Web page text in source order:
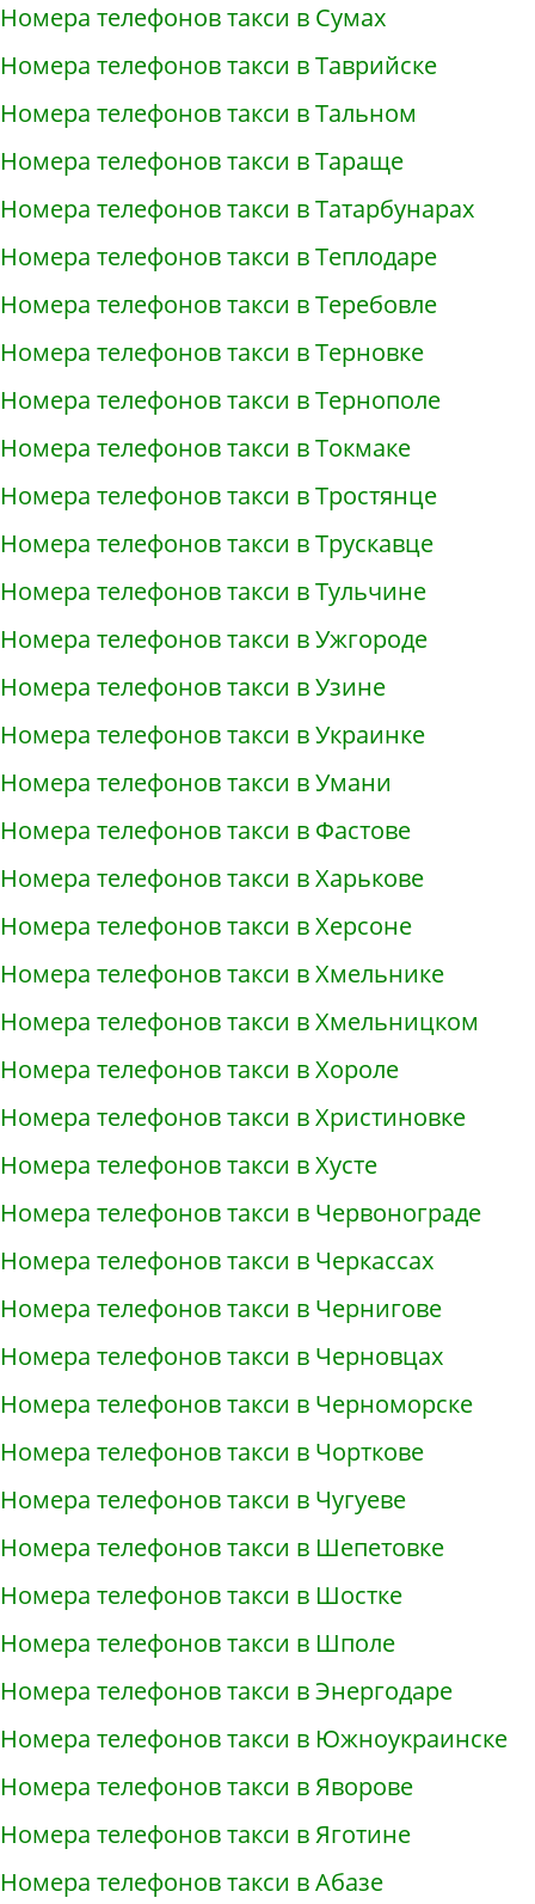
Номера телефонов такси в Сумах
Номера телефонов такси в Таврийске
Номера телефонов такси в Тальном
Номера телефонов такси в Тараще
Номера телефонов такси в Татарбунарах
Номера телефонов такси в Теплодаре
Номера телефонов такси в Теребовле
Номера телефонов такси в Терновке
Номера телефонов такси в Тернополе
Номера телефонов такси в Токмаке
Номера телефонов такси в Тростянце
Номера телефонов такси в Трускавце
Номера телефонов такси в Тульчине
Номера телефонов такси в Ужгороде
Номера телефонов такси в Узине
Номера телефонов такси в Украинке
Номера телефонов такси в Умани
Номера телефонов такси в Фастове
Номера телефонов такси в Харькове
Номера телефонов такси в Херсоне
Номера телефонов такси в Хмельнике
Номера телефонов такси в Хмельницком
Номера телефонов такси в Хороле
Номера телефонов такси в Христиновке
Номера телефонов такси в Хусте
Номера телефонов такси в Червонограде
Номера телефонов такси в Черкассах
Номера телефонов такси в Чернигове
Номера телефонов такси в Черновцах
Номера телефонов такси в Черноморске
Номера телефонов такси в Чорткове
Номера телефонов такси в Чугуеве
Номера телефонов такси в Шепетовке
Номера телефонов такси в Шостке
Номера телефонов такси в Шполе
Номера телефонов такси в Энергодаре
Номера телефонов такси в Южноукраинске
Номера телефонов такси в Яворове
Номера телефонов такси в Яготине
Номера телефонов такси в Абазе